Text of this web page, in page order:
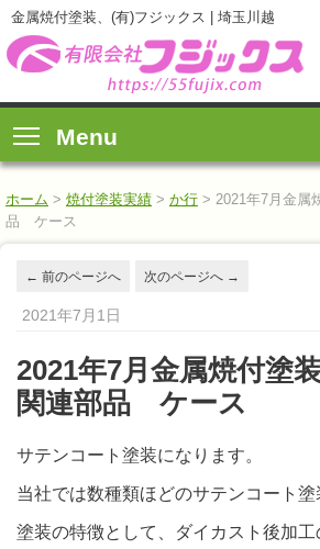
金属焼付塗装、(有)フジックス | 埼玉川越
Menu
ホーム > 焼付塗装実績 > か行 > 2021年7月金
品 ケース
← 前のページへ 次のページへ →
2021年7月1日
2021年7月金属焼付塗
関連部品 ケース
サテンコート塗装になります。
当社では数種類ほどのサテンコート塗
塗装の特徴として、ダイカスト後加